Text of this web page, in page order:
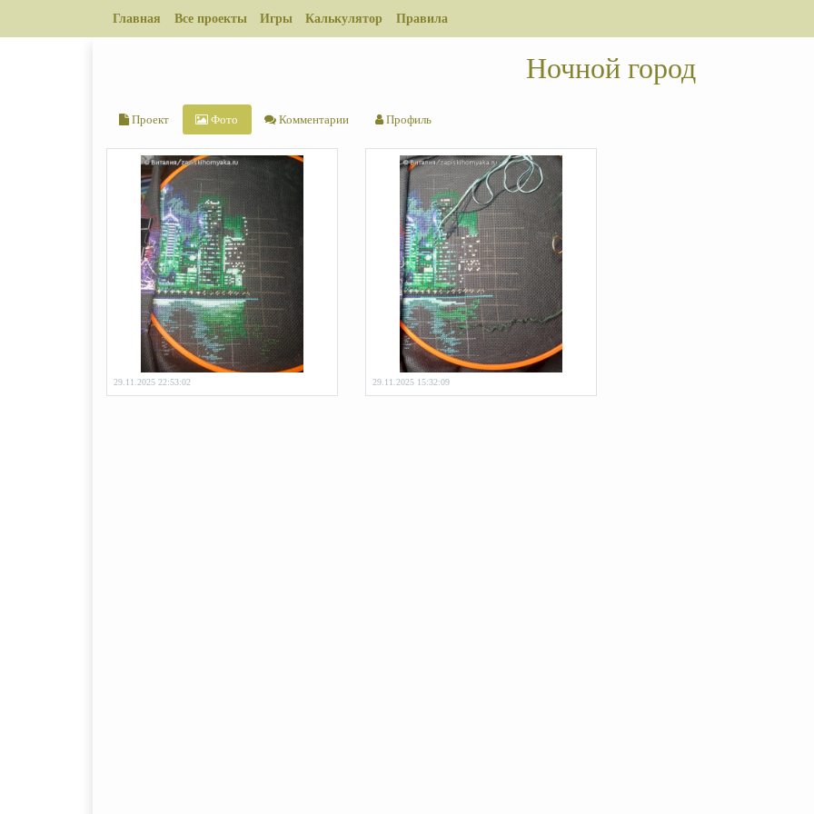
Главная Все проекты Игры Калькулятор Правила
Ночной город
Проект Фото Комментарии Профиль
29.11.2025 22:53:02 29.11.2025 15:32:09